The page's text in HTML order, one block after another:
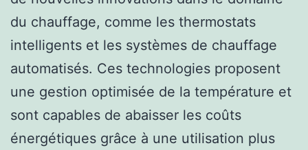
du chauffage, comme les thermostats
intelligents et les systèmes de chauffage
automatisés. Ces technologies proposent
une gestion optimisée de la température et
sont capables de abaisser les coûts
énergétiques grâce à une utilisation plus